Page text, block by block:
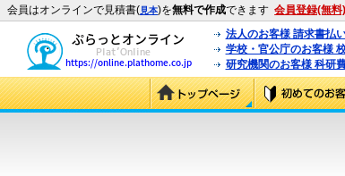
会員はオンラインで見積書(見本)を無料で作成できます 会員登録(無料)
法人のお客様 請求書払
学校・官公庁のお客様
研究機関のお客様 科研